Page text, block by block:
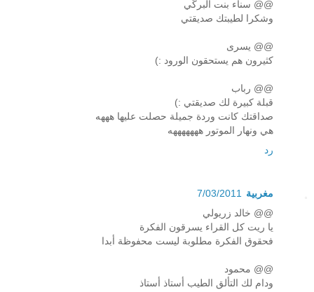
@@ سناء بنت البرڭي
وشكرا لطيبتك صديقتي
@@ يسرى
كثيرون هم يستحقون الورود :)
@@ رباب
قبلة كبيرة لك صديقتي :)
صداقتك كانت وردة جميلة حصلت عليها هههه
هي ونهار الموتور هههههههه
رد
مغربية
7/03/2011
@@ خالد زريولي
يا ريت كل القراء يسرقون الفكرة
فحقوق الفكرة مطلوبة ليست محفوظة أبدا
@@ محمود
ودام لك التألق الطيب أستاذ أستاذ